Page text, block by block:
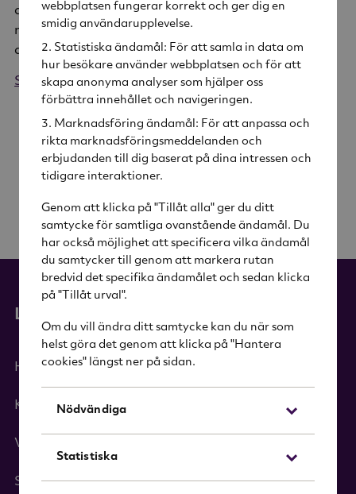
webbplatsen fungerar korrekt och ger dig en
smidig användarupplevelse.
Statistiska ändamål: För att samla in data om
hur besökare använder webbplatsen och för att
skapa anonyma analyser som hjälper oss
förbättra innehållet och navigeringen.
Marknadsföring ändamål: För att anpassa och
rikta marknadsföringsmeddelanden och
erbjudanden till dig baserat på dina intressen och
tidigare interaktioner.
Genom att klicka på "Tillåt alla" ger du ditt
samtycke för samtliga ovanstående ändamål. Du
har också möjlighet att specificera vilka ändamål
du samtycker till genom att markera rutan
bredvid det specifika ändamålet och sedan klicka
på "Tillåt urval".
Om du vill ändra ditt samtycke kan du när som
helst göra det genom att klicka på "Hantera
cookies" längst ner på sidan.
Nödvändiga
Statistiska
arbetar våra skickliga hantverkare tillsammans
med några av Sveriges främsta formgivare med
att utveckla design, hantverk och nya tekniker.
Se alla produkter från Orrefors
Länkar
Hem
Kategorier
Varumärken
Sök i sortimentet